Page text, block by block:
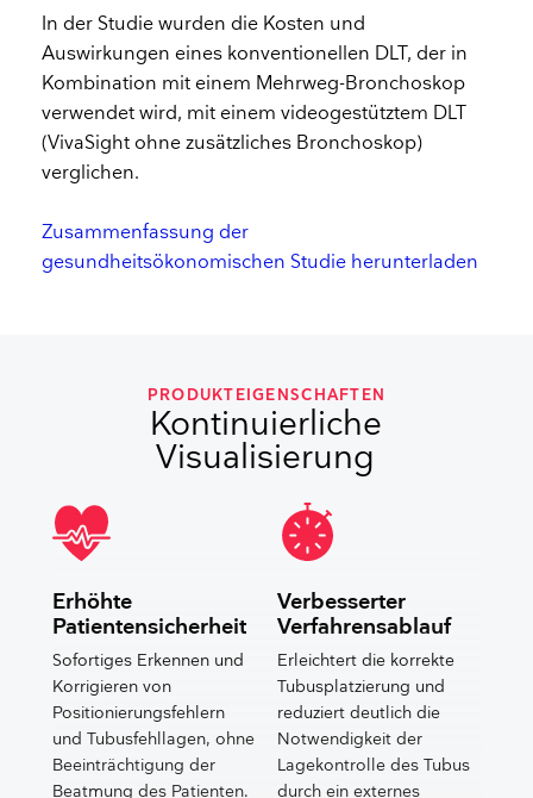
In der Studie wurden die Kosten und
Auswirkungen eines konventionellen DLT, der in
Kombination mit einem Mehrweg-Bronchoskop
verwendet wird, mit einem videogestütztem DLT
(VivaSight ohne zusätzliches Bronchoskop)
verglichen.
Zusammenfassung der
gesundheitsökonomischen Studie herunterladen
PRODUKTEIGENSCHAFTEN
Kontinuierliche
Visualisierung
Erhöhte
Patientensicherheit
Sofortiges Erkennen und
Korrigieren von
Positionierungsfehlern
und Tubusfehllagen, ohne
Beeinträchtigung der
Beatmung des Patienten.
Verbesserter
Verfahrensablauf
Erleichtert die korrekte
Tubusplatzierung und
reduziert deutlich die
Notwendigkeit der
Lagekontrolle des Tubus
durch ein externes